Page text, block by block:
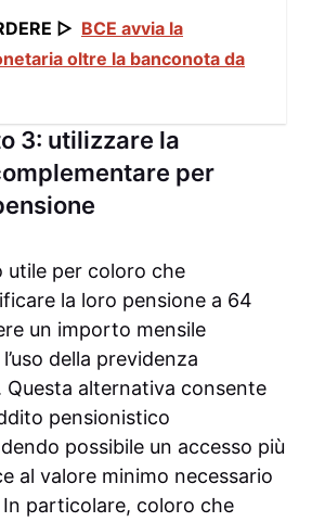
▷ BCE avvia la
oltre la banconota da
3: utilizzare la
per
utile per coloro che
la loro pensione a 64
un importo mensile
della previdenza
Questa alternativa consente
pensionistico
possibile un accesso più
al valore minimo necessario
particolare, coloro che